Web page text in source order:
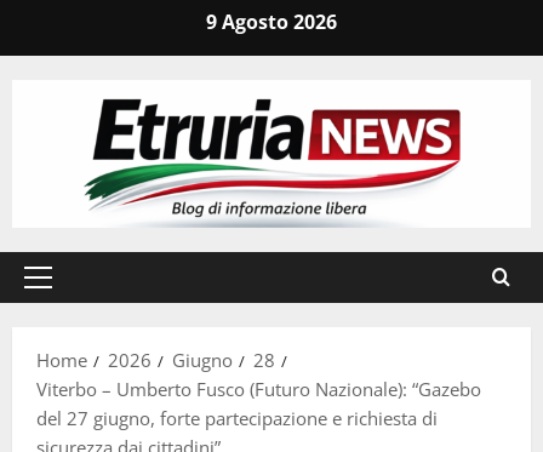
9 Agosto 2026
Menu
Home
2026 Giugno
28
Viterbo – Umberto Fusco (Futuro Nazionale): “Gazebo
del 27 giugno, forte partecipazione e richiesta di